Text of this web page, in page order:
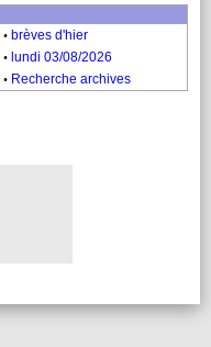
. brèves d'hier
. lundi 03/08/2026
. Recherche archives